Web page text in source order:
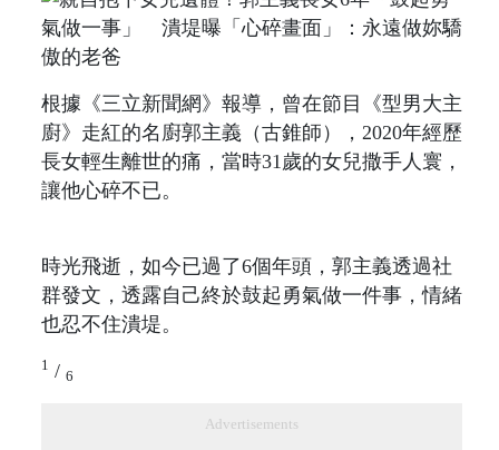
根據《三立新聞網》報導，曾在節目《型男大主
廚》走紅的名廚郭主義（古錐師），2020年經歷
長女輕生離世的痛，當時31歲的女兒撒手人寰，
讓他心碎不已。
時光飛逝，如今已過了6個年頭，郭主義透過社
群發文，透露自己終於鼓起勇氣做一件事，情緒
也忍不住潰堤。
1 / 6
Advertisements